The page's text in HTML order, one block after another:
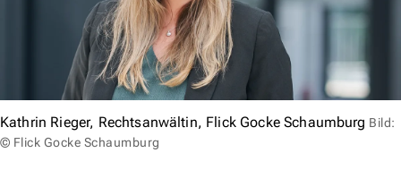
Kathrin Rieger, Rechtsanwältin, Flick Gocke Schaumburg Bild:
© Flick Gocke Schaumburg